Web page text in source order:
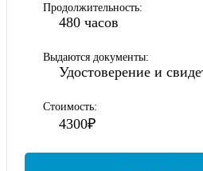
Продолжительность:
480 часов
Выдаются документы:
Удостоверение и
Стоимость:
4300₽